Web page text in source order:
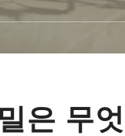
은 무